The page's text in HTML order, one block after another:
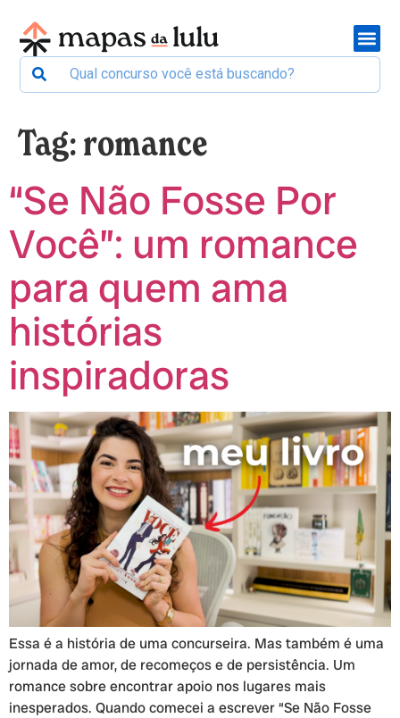
Tag:romance
“Se Não Fosse Por
Você”: um romance
para quem ama
histórias
inspiradoras
Essa é a história de uma concurseira. Mas também é uma
jornada de amor, de recomeços e de persistência. Um
romance sobre encontrar apoio nos lugares mais
inesperados. Quando comecei a escrever “Se Não Fosse